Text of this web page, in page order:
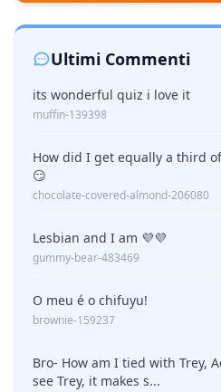
Ultimi Commenti
its wonderful quiz i love it
muffin-139398
How did I get equally a third
😏
chocolate-covered-almond-206080
Lesbian and I am 💜💜
gummy-bear-483469
O meu é o chifuyu!
brownie-159237
Bro- How am I tied with Trey,
see Trey, it makes s...